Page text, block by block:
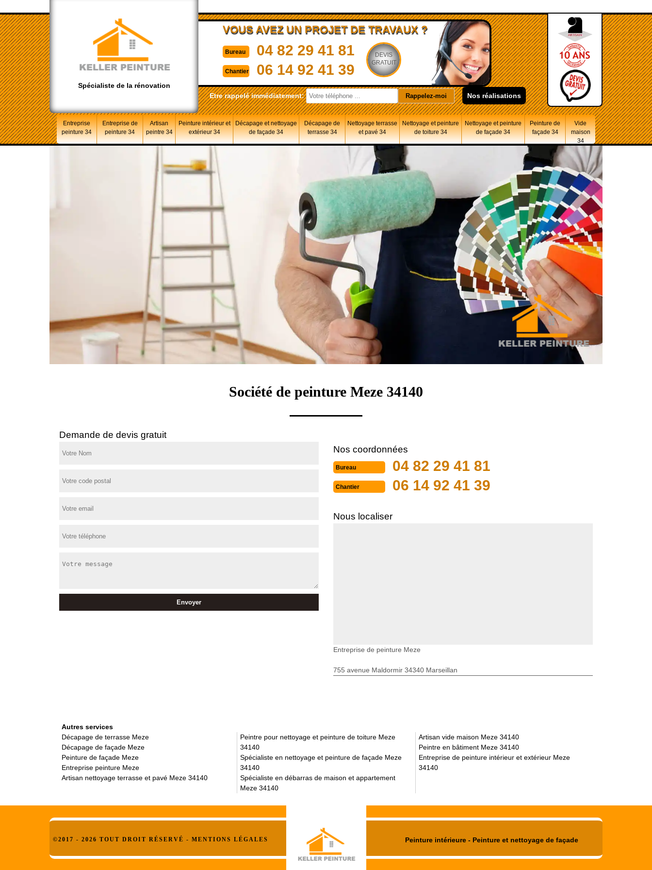
Spécialiste de la rénovation
VOUS AVEZ UN PROJET DE TRAVAUX ?
Bureau 04 82 29 41 81
Chantier 06 14 92 41 39
DEVIS
GRATUIT
Etre rappelé immédiatement: Nos réalisations
Entreprise
peinture 34
Entreprise de
peinture 34
Artisan
peintre 34
Peinture intérieur et
extérieur 34
Décapage et nettoyage
de façade 34
Décapage de
terrasse 34
Nettoyage terrasse
et pavé 34
Nettoyage et peinture
de toiture 34
Nettoyage et peinture
de façade 34
Peinture de
façade 34
Vide
maison
34
Société de peinture Meze 34140
Demande de devis gratuit
Nos coordonnées
Bureau 04 82 29 41 81
Chantier 06 14 92 41 39
Nous localiser
Entreprise de peinture Meze
755 avenue Maldormir 34340 Marseillan
Autres services
Décapage de terrasse Meze
Décapage de façade Meze
Peinture de façade Meze
Entreprise peinture Meze
Artisan nettoyage terrasse et pavé Meze 34140
Peintre pour nettoyage et peinture de toiture Meze
34140
Spécialiste en nettoyage et peinture de façade Meze
34140
Spécialiste en débarras de maison et appartement
Meze 34140
Artisan vide maison Meze 34140
Peintre en bâtiment Meze 34140
Entreprise de peinture intérieur et extérieur Meze
34140
©2017 - 2026 TOUT DROIT RÉSERVÉ - MENTIONS LÉGALES Peinture intérieure - Peinture et nettoyage de façade